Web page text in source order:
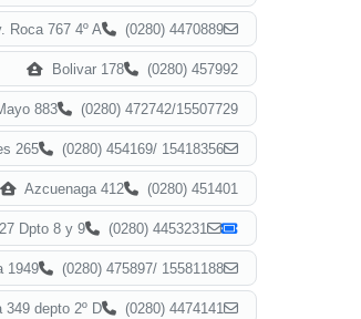
Roca 767 4º A (0280) 4470889
Bolivar 178 (0280) 457992
883 (0280) 472742/15507729
265 (0280) 454169/ 15418356
Azcuenaga 412 (0280) 451401
Dpto 8 y 9 (0280) 4453231
1949 (0280) 475897/ 15581188
349 depto 2º D (0280) 4474141